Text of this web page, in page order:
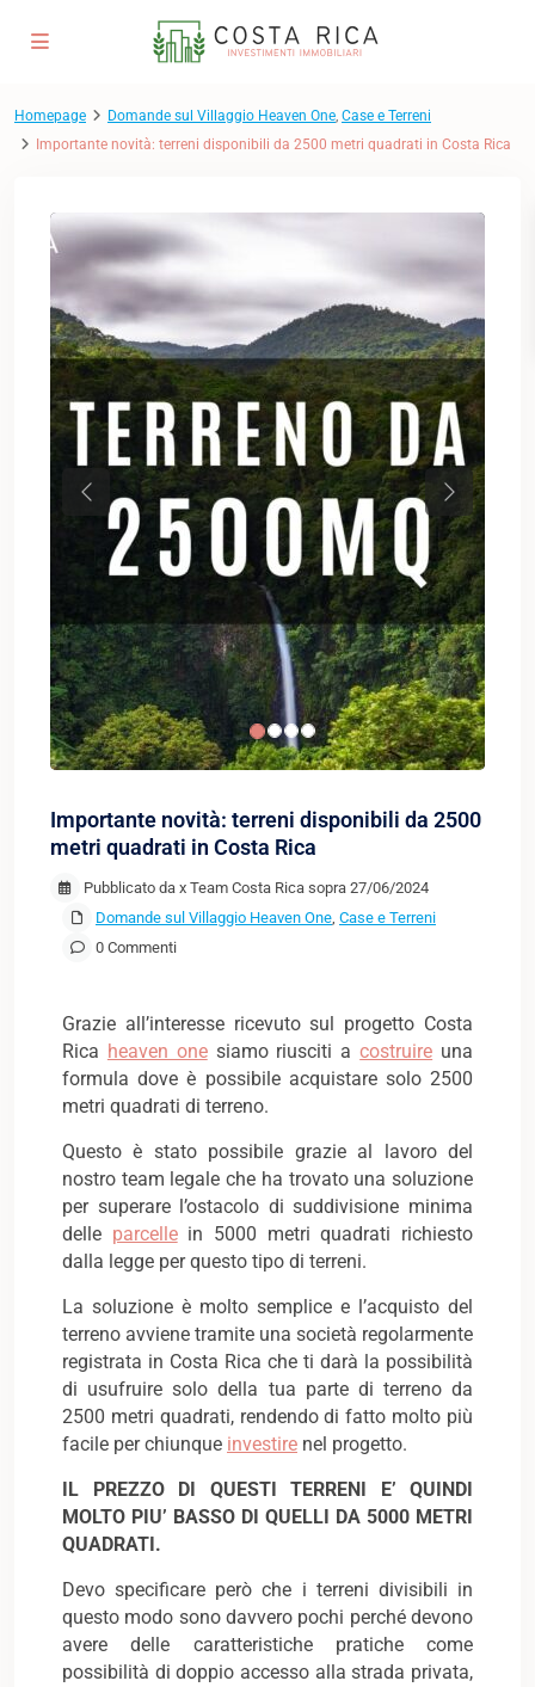
Homepage Domande sul Villaggio Heaven One, Case e Terreni
Importante novità: terreni disponibili da 2500 metri quadrati in Costa Rica
Previous Next
Importante novità: terreni disponibili da 2500
metri quadrati in Costa Rica
Pubblicato da x Team Costa Rica sopra 27/06/2024
Domande sul Villaggio Heaven One, Case e Terreni
0 Commenti
Grazie all’interesse ricevuto sul progetto Costa
Rica heaven onesiamo riusciti acostruire una
formula dove è possibile acquistare solo 2500
metri quadrati di terreno.
Questo è stato possibile grazie al lavoro del
nostro team legale che ha trovato una soluzione
per superare l’ostacolo di suddivisione minima
delle parcellein 5000 metri quadrati richiesto
dalla legge per questo tipo di terreni.
La soluzione è molto semplice e l’acquisto del
terreno avviene tramite una società regolarmente
registrata in Costa Rica che ti darà la possibilità
di usufruire solo della tua parte di terreno da
2500 metri quadrati, rendendo di fatto molto più
facile per chiunque investire nel progetto.
IL PREZZO DI QUESTI TERRENI E’ QUINDI
MOLTO PIU’ BASSO DI QUELLI DA 5000 METRI
QUADRATI.
Devo specificare però che i terreni divisibili in
questo modo sono davvero pochi perché devono
avere delle caratteristiche pratiche come
possibilità di doppio accesso alla strada privata,